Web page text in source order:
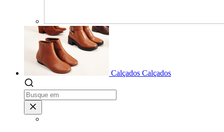
Calçados Calçados